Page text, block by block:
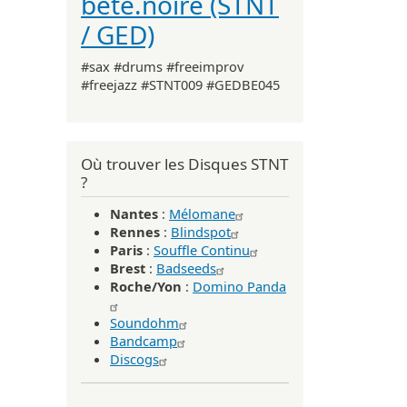
/ GED)
#sax #drums #freeimprov
#freejazz #STNT009 #GEDBE045
Où trouver les Disques STNT
?
Nantes : Mélomane
Rennes : Blindspot
Paris : Souffle Continu
Brest : Badseeds
Roche/Yon : Domino Panda
Soundohm
Bandcamp
Discogs